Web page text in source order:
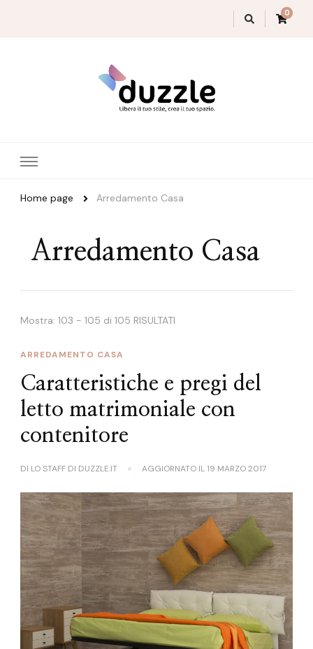
0
Home page Arredamento Casa
Arredamento Casa
Mostra: 103 - 105 di 105 RISULTATI
ARREDAMENTO CASA
Caratteristiche e pregi del
letto matrimoniale con
contenitore
DI LO STAFF DI DUZZLE.IT AGGIORNATO IL 19 MARZO 2017